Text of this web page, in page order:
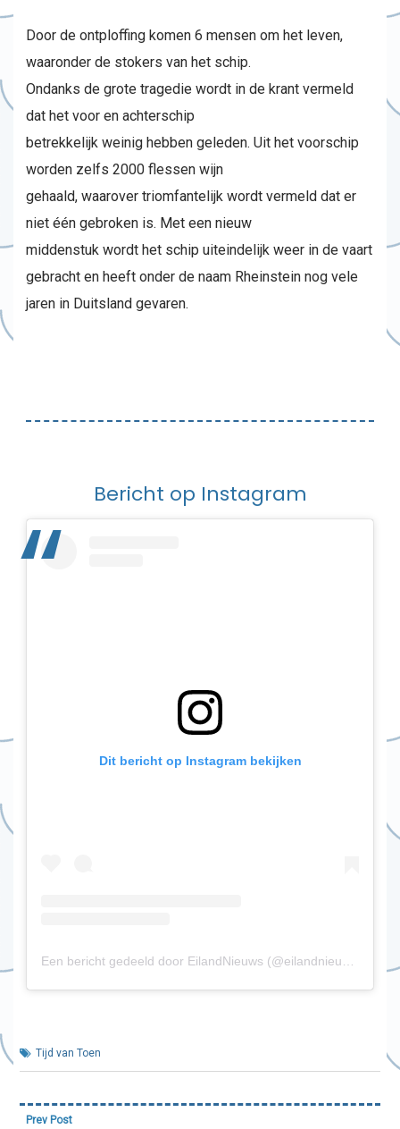
Door de ontploffing komen 6 mensen om het leven,
waaronder de stokers van het schip.
Ondanks de grote tragedie wordt in de krant vermeld
dat het voor en achterschip
betrekkelijk weinig hebben geleden. Uit het voorschip
worden zelfs 2000 flessen wijn
gehaald, waarover triomfantelijk wordt vermeld dat er
niet één gebroken is. Met een nieuw
middenstuk wordt het schip uiteindelijk weer in de vaart
gebracht en heeft onder de naam Rheinstein nog vele
jaren in Duitsland gevaren.
Bericht op Instagram
Dit bericht op Instagram bekijken
Tijd van Toen
Bericht
Prev Post